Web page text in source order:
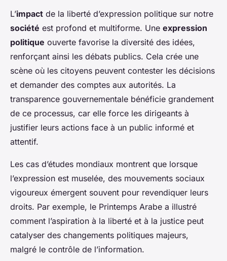
L’impact de la liberté d’expression politique sur notre
société est profond et multiforme. Une expression
politique ouverte favorise la diversité des idées,
renforçant ainsi les débats publics. Cela crée une
scène où les citoyens peuvent contester les décisions
et demander des comptes aux autorités. La
transparence gouvernementale bénéficie grandement
de ce processus, car elle force les dirigeants à
justifier leurs actions face à un public informé et
attentif.
Les cas d’études mondiaux montrent que lorsque
l’expression est muselée, des mouvements sociaux
vigoureux émergent souvent pour revendiquer leurs
droits. Par exemple, le Printemps Arabe a illustré
comment l’aspiration à la liberté et à la justice peut
catalyser des changements politiques majeurs,
malgré le contrôle de l’information.